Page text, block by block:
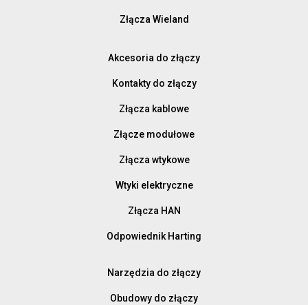
Złącza Wieland
Akcesoria do złączy
Kontakty do złączy
Złącza kablowe
Złącze modułowe
Złącza wtykowe
Wtyki elektryczne
Złącza HAN
Odpowiednik Harting
Narzędzia do złączy
Obudowy do złączy